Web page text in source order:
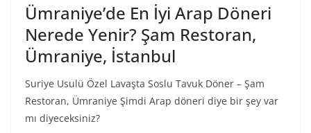
Ümraniye’de En İyi Arap Döneri
Nerede Yenir? Şam Restoran,
Ümraniye, İstanbul
Suriye Usulü Özel Lavaşta Soslu Tavuk Döner – Şam
Restoran, Ümraniye Şimdi Arap döneri diye bir şey var
mı diyeceksiniz?